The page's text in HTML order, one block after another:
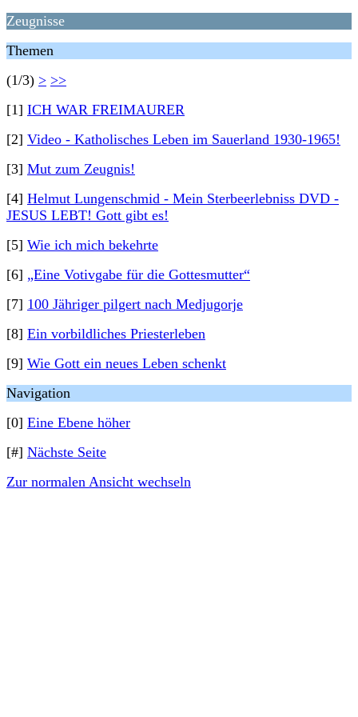
Zeugnisse
Themen
(1/3) > >>
[1] ICH WAR FREIMAURER
[2] Video - Katholisches Leben im Sauerland 1930-1965!
[3] Mut zum Zeugnis!
[4] Helmut Lungenschmid - Mein Sterbeerlebniss DVD -
JESUS LEBT! Gott gibt es!
[5] Wie ich mich bekehrte
[6] „Eine Votivgabe für die Gottesmutter“
[7] 100 Jähriger pilgert nach Medjugorje
[8] Ein vorbildliches Priesterleben
[9] Wie Gott ein neues Leben schenkt
Navigation
[0] Eine Ebene höher
[#] Nächste Seite
Zur normalen Ansicht wechseln